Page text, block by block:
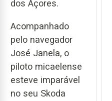
dos Açores.
Acompanhado
pelo navegador
José Janela, o
piloto micaelense
esteve imparável
no seu Skoda